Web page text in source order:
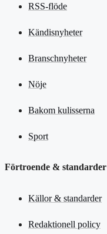
RSS-flöde
Kändisnyheter
Branschnyheter
Nöje
Bakom kulisserna
Sport
Förtroende & standarder
Källor & standarder
Redaktionell policy